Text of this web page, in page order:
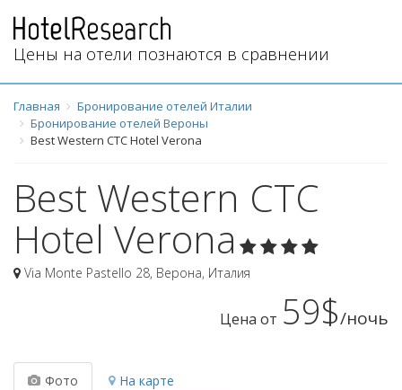
Цены на отели познаются в сравнении
Главная
Бронирование отелей Италии
Бронирование отелей Вероны
Best Western CTC Hotel Verona
Best Western CTC
Hotel Verona
Via Monte Pastello 28, Верона, Италия
Цена от 59$/ночь
Фото На карте